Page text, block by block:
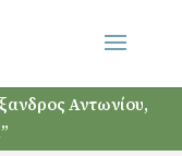
Αντωνίου,